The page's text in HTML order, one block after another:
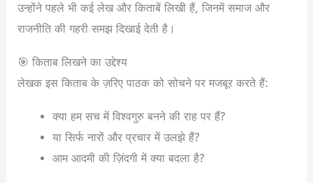
उन्होंने पहले भी कई लेख और किताबें लिखी हैं, जिनमें समाज और
राजनीति की गहरी समझ दिखाई देती है।
🎯 किताब लिखने का उद्देश्य
लेखक इस किताब के ज़रिए पाठक को सोचने पर मजबूर करते हैं:
क्या हम सच में विश्वगुरु बनने की राह पर हैं?
या सिर्फ नारों और प्रचार में उलझे हैं?
आम आदमी की ज़िंदगी में क्या बदला है?